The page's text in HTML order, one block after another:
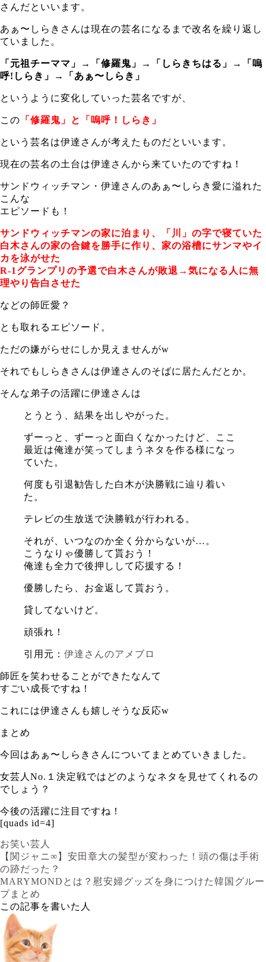
さんだといいます。
あぁ〜しらきさんは現在の芸名になるまで改名を繰り返し
ていました。
「元祖チーママ」→「修羅鬼」→「しらきちはる」→「嗚
呼!しらき」→「あぁ〜しらき」
というように変化していった芸名ですが、
この 「修羅鬼」と「嗚呼！しらき」
という芸名は伊達さんが考えたものだといいます。
現在の芸名の土台は伊達さんから来ていたのですね！
サンドウィッチマン・伊達さんのあぁ〜しらき愛に溢れた
こんな
エピソードも！
サンドウィッチマンの家に泊まり、「川」の字で寝ていた
白木さんの家の合鍵を勝手に作り、家の浴槽にサンマやイ
カを泳がせた
R-1グランプリの予選で白木さんが敗退→気になる人に無
理やり告白させた
などの師匠愛？
とも取れるエピソード。
ただの嫌がらせにしか見えませんがw
それでもしらきさんは伊達さんのそばに居たんだとか。
そんな弟子の活躍に伊達さんは
とうとう、結果を出しやがった。
ずーっと、ずーっと面白くなかったけど、ここ
最近は俺達が笑って しまうネタを作る様になっ
ていた。
何度も引退勧告した白木が決勝戦に辿り着い
た。
テレビの生放送で決勝戦が行われる。
それが、いつなのか全く分からないが…。
こうなりゃ優勝して貰おう！
俺達も全力で後押しして応援する！
優勝したら、お金返して貰おう。
貸してないけど。
頑張れ！
引用元： 伊達さんのアメブロ
師匠を笑わせることができたなんて
すごい成長ですね！
これには伊達さんも嬉しそうな反応w
まとめ
今回はあぁ〜しらきさんについてまとめていきました。
女芸人No.１決定戦ではどのようなネタを見せてくれるの
でしょう？
今後の活躍に注目ですね！
[quads id=4]
お笑い芸人
【関ジャニ∞】安田章大の髪型が変わった！頭の傷は手術
の跡だった？
MARYMONDとは？慰安婦グッズを身につけた韓国グルー
プまとめ
この記事を書いた人